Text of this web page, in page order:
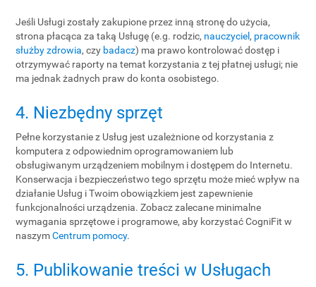
Jeśli Usługi zostały zakupione przez inną stronę do użycia,
strona płacąca za taką Usługę (e.g. rodzic, nauczyciel , pracownik
służby zdrowia, czy badacz) ma prawo kontrolować dostęp i
otrzymywać raporty na temat korzystania z tej płatnej usługi; nie
ma jednak żadnych praw do konta osobistego.
4. Niezbędny sprzęt
Pełne korzystanie z Usług jest uzależnione od korzystania z
komputera z odpowiednim oprogramowaniem lub
obsługiwanym urządzeniem mobilnym i dostępem do Internetu.
Konserwacja i bezpieczeństwo tego sprzętu może mieć wpływ na
działanie Usług i Twoim obowiązkiem jest zapewnienie
funkcjonalności urządzenia. Zobacz zalecane minimalne
wymagania sprzętowe i programowe, aby korzystać CogniFit w
naszymCentrum pomocy.
5. Publikowanie treści w Usługach